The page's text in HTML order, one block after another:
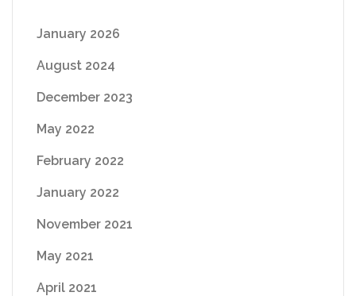
January 2026
August 2024
December 2023
May 2022
February 2022
January 2022
November 2021
May 2021
April 2021